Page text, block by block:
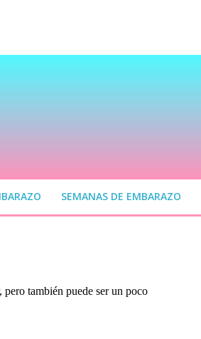
SEMANAS DE EMBARAZO
también puede ser un poco